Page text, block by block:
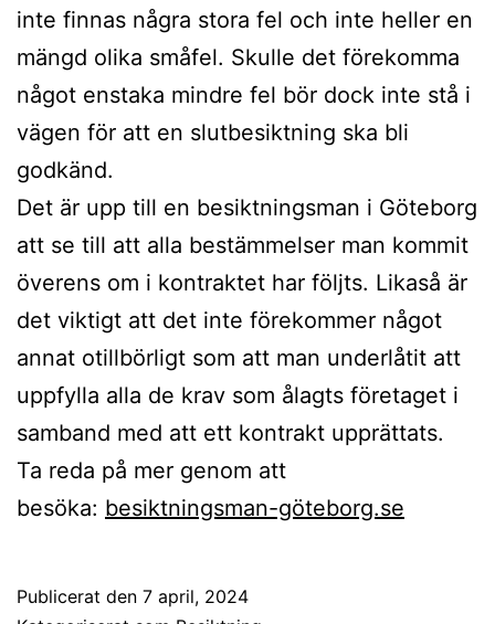
inte finnas några stora fel och inte heller en
mängd olika småfel. Skulle det förekomma
något enstaka mindre fel bör dock inte stå i
vägen för att en slutbesiktning ska bli
godkänd.
Det är upp till en besiktningsman i Göteborg
att se till att alla bestämmelser man kommit
överens om i kontraktet har följts. Likaså är
det viktigt att det inte förekommer något
annat otillbörligt som att man underlåtit att
uppfylla alla de krav som ålagts företaget i
samband med att ett kontrakt upprättats.
Ta reda på mer genom att
besöka: besiktningsman-göteborg.se
Publicerat den 7 april, 2024